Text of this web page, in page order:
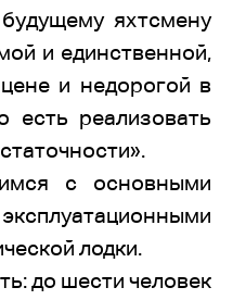
яхтсмену
и единственной,
и недорогой в
есть реализовать
с основными
лодки.
до шести человек